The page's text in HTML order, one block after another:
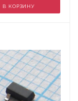
В КОРЗИНУ